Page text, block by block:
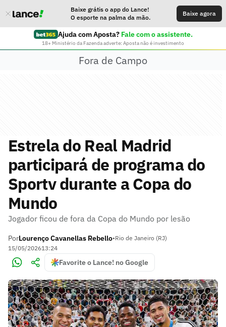
Baixe grátis o app do Lance!
O esporte na palma da mão.
Baixe agora
Ajuda com Aposta? Fale com o assistente.
18+ Ministério da Fazenda adverte: Aposta não é investimento
Fora de Campo
Estrela do Real Madrid
participará de programa do
Sportv durante a Copa do
Mundo
Jogador ficou de fora da Copa do Mundo por lesão
PorLourenço Cavanellas Rebello•Rio de Janeiro (RJ)
15/05/202613:24
Favorite o Lance! no Google